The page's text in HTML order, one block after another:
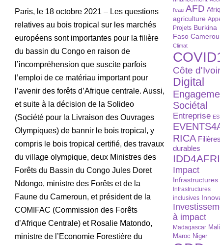
Paris, le 18 octobre 2021 – Les questions
relatives au bois tropical sur les marchés
européens sont importantes pour la filière
du bassin du Congo en raison de
l’incompréhension que suscite parfois
l’emploi de ce matériau important pour
l’avenir des forêts d’Afrique centrale. Aussi,
et suite à la décision de la Solideo
(Société pour la Livraison des Ouvrages
Olympiques) de bannir le bois tropical, y
compris le bois tropical certifié, des travaux
du village olympique, deux Ministres des
Forêts du Bassin du Congo Jules Doret
Ndongo, ministre des Forêts et de la
Faune du Cameroun, et président de la
COMIFAC (Commission des Forêts
d’Afrique Centrale) et Rosalie Matondo,
ministre de l’Economie Forestière du
l’eau AFD
agriculture
Projets Burkina
Faso
Climat
Côte
Digital
Sociétal
Entreprise
RICA
durables
Impact
Infrastructures
Infrastructures
inclusives
à impact
Madagascar Mali
Maroc Niger